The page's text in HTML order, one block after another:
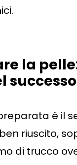
la
successo
è il
riuscito,
di trucco